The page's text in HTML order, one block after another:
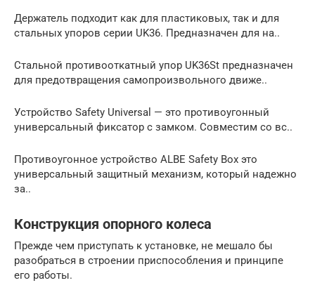
Держатель подходит как для пластиковых, так и для
стальных упоров серии UK36. Предназначен для на..
Стальной противооткатный упор UK36St предназначен
для предотвращения самопроизвольного движе..
Устройство Safety Universal — это противоугонный
универсальный фиксатор с замком. Совместим со вс..
Противоугонное устройство ALBE Safety Box это
универсальный защитный механизм, который надежно
за..
Конструкция опорного колеса
Прежде чем приступать к установке, не мешало бы
разобраться в строении приспособления и принципе
его работы.